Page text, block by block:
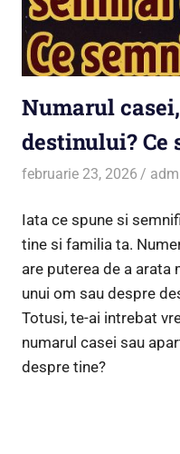
Numarul
destinului? Ce
februarie 23, 2026
Iata ce spune si
tine si familia ta.
are puterea de a
unui om sau despre
Totusi, te-ai intrebat
numarul casei sau
despre tine?